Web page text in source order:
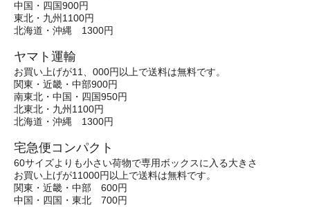
中国・四国900円
東北・九州1100円
北海道・沖縄 1300円
ヤマト運輸
お買い上げが11、000円以上で送料は無料です。
関東・近畿・中部900円
南東北・中国・四国950円
北東北・九州1100円
北海道・沖縄 1300円
宅急便コンパクト
60サイズよりも小さい荷物で専用ボックスに入る大きさ
お買い上げが11000円以上で送料は無料です。
関東・近畿・中部 600円
中国・四国・東北 700円